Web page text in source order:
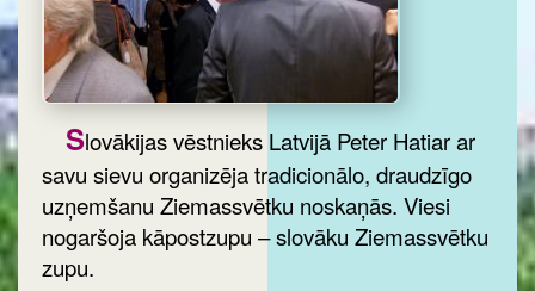
Slovākijas vēstnieks Latvijā Peter Hatiar ar
savu sievu organizēja tradicionālo, draudzīgo
uzņemšanu Ziemassvētku noskaņās. Viesi
nogaršoja kāpostzupu – slovāku Ziemassvētku
zupu.